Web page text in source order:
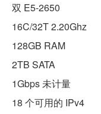
双 E5-2650
16C/32T 2.20Ghz
128GB RAM
2TB SATA
1Gbps 未计量
18 个可用的 IPv4